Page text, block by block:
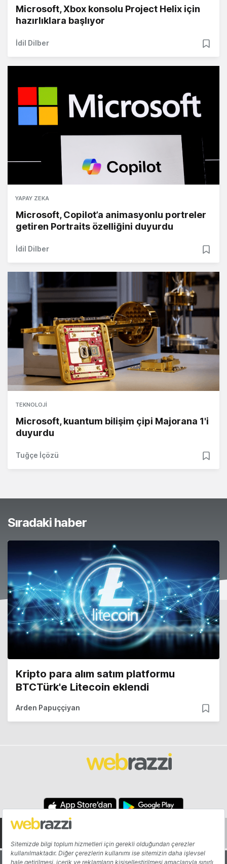
Microsoft, Xbox konsolu Project Helix için
hazırlıklara başlıyor
İdil Dilber
YAPAY ZEKA
Microsoft, Copilot’a animasyonlu portreler
getiren Portraits özelliğini duyurdu
İdil Dilber
TEKNOLOJI
Microsoft, kuantum bilişim çipi Majorana 1'i
duyurdu
Tuğçe İçözü
Sıradaki haber
Kripto para alım satım platformu
BTCTürk'e Litecoin eklendi
Arden Papuççiyan